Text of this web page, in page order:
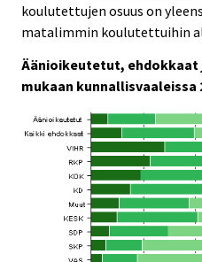
koulutettujen osuus on
matalimmin koulutettuihin
Äänioikeutetut,
mukaan kunnallisvaaleissa